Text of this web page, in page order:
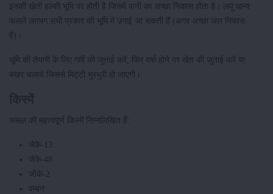
इनकी खेती हल्की भूमि पर होती है जिसमें पानी का अच्छा निकास होता है। लघु धान्य
फसलें लगभग सभी प्रकार की भूमि में उगाई जा सकती हैं (अगर अच्छा जल निकास
है)।
भूमि की तैयारी के लिए गर्मी की जुताई करें, फिर वर्षा होने पर खेत की जुताई करें या
बखर चलायें जिससे मिट्टी भुरभुरी हो जाएगी।
फसल की महत्वपूर्ण किस्में निम्नलिखित हैं:
जेके-13
जेके-48
जीके-2
वम्बन